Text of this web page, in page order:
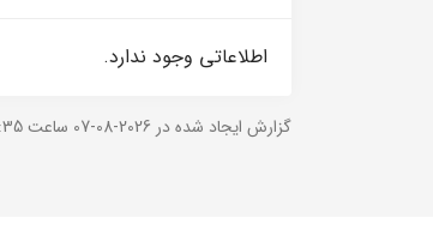
اطلاعاتی وجود ندارد.
گزارش ایجاد شده در 2026-08-07 ساعت 02:38:35 (UTC +03:30).